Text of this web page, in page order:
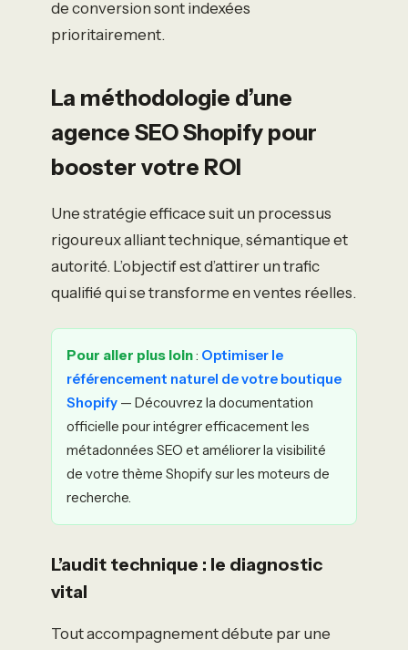
de conversion sont indexées
prioritairement.
La méthodologie d’une
agence SEO Shopify pour
booster votre ROI
Une stratégie efficace suit un processus
rigoureux alliant technique, sémantique et
autorité. L’objectif est d’attirer un trafic
qualifié qui se transforme en ventes réelles.
Pour aller plus loin: Optimiser le
référencement naturel de votre boutique
Shopify — Découvrez la documentation
officielle pour intégrer efficacement les
métadonnées SEO et améliorer la visibilité
de votre thème Shopify sur les moteurs de
recherche.
L’audit technique : le diagnostic
vital
Tout accompagnement débute par une